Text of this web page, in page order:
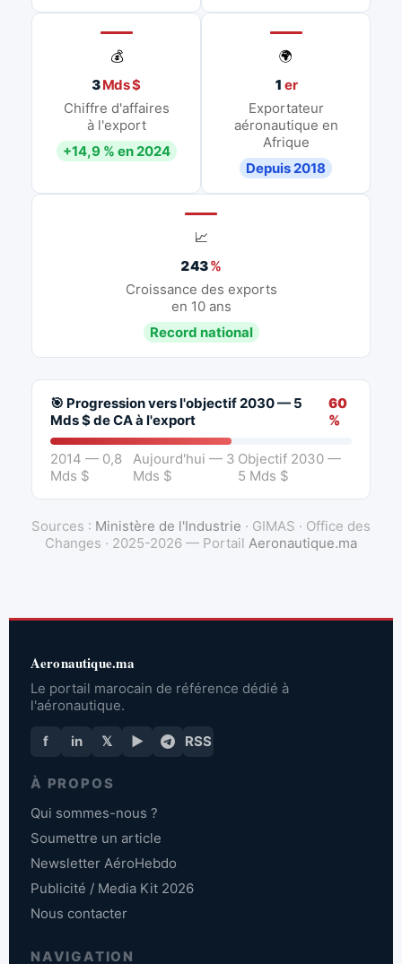
💰
3Mds $
Chiffre d'affaires
à l'export
+14,9 % en 2024
🌍
1 er
Exportateur
aéronautique en
Afrique
Depuis 2018
📈
243%
Croissance des exports
en 10 ans
Record national
🎯 Progression vers l'objectif 2030 — 5
Mds $ de CA à l'export
60
%
2014 — 0,8
Mds $
Aujourd'hui — 3
Mds $
Objectif 2030 —
5 Mds $
Sources : Ministère de l'Industrie · GIMAS · Office des
Changes · 2025-2026 — Portail Aeronautique.ma
Aeronautique.ma
Le portail marocain de référence dédié à
l'aéronautique.
f in 𝕏 ▶ RSS
À PROPOS
Qui sommes-nous ?
Soumettre un article
Newsletter AéroHebdo
Publicité / Media Kit 2026
Nous contacter
NAVIGATION